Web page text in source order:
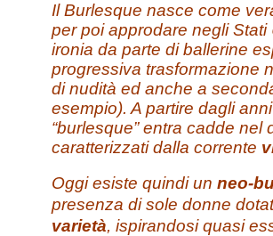
Il Burlesque nasce come
per poi approdare negli
ironia da parte di ballerine
progressiva trasformazione
di nudità ed anche a
esempio). A partire dagli
“burlesque” entra cadde
caratterizzati dalla corrente
Oggi esiste quindi un neo-
presenza di sole donne
varietà, ispirandosi quasi